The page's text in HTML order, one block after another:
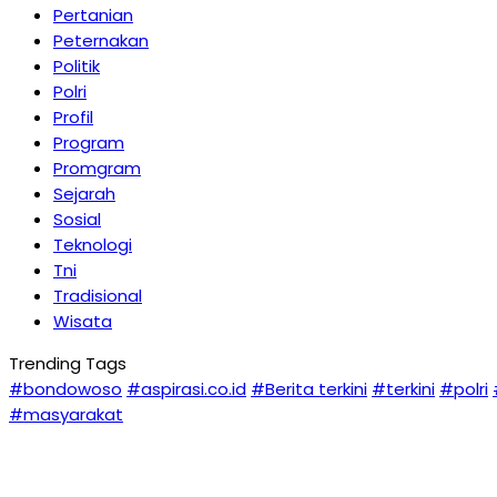
Pertanian
Peternakan
Politik
Polri
Profil
Program
Promgram
Sejarah
Sosial
Teknologi
Tni
Tradisional
Wisata
Trending Tags
#bondowoso #aspirasi.co.id #Berita terkini #terkini #polri
#masyarakat